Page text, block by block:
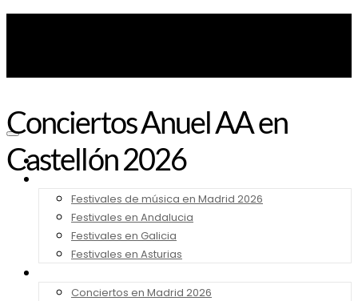
Noticias
Festivales de música en Madrid 2026
Festivales en Andalucia
Festivales en Galicia
Festivales en Asturias
Conciertos en Madrid 2026
Conciertos Anuel AA en
Castellón 2026